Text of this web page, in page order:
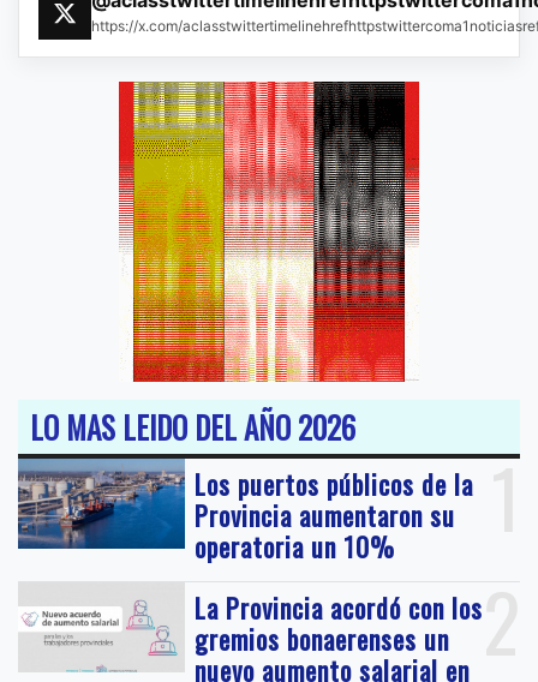
https://x.com/
LO MAS LEIDO DEL AÑO 2026
1
Los puertos públicos de la
Provincia aumentaron su
operatoria un 10%
2
La Provincia acordó con los
gremios bonaerenses un
nuevo aumento salarial en